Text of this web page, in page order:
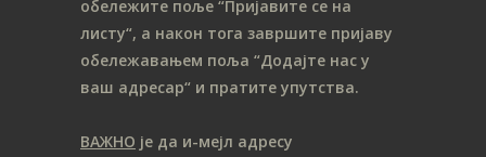
обележите поље “Пријавите се на
листу“, а након тога завршите пријаву
обележавањем поља “Додајте нас у
ваш адресар“ и пратите упутства.
ВАЖНО је да и-мејл адресу